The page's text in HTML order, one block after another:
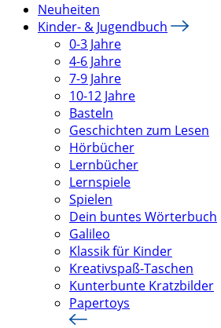
Neuheiten
Kinder- & Jugendbuch
0-3 Jahre
4-6 Jahre
7-9 Jahre
10-12 Jahre
Basteln
Geschichten zum Lesen
Hörbücher
Lernbücher
Lernspiele
Spielen
Dein buntes Wörterbuch
Galileo
Klassik für Kinder
Kreativspaß-Taschen
Kunterbunte Kratzbilder
Papertoys